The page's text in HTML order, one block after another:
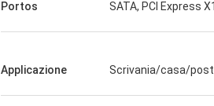
Portos SATA, PCI Express
Applicazione Scrivania/casa/